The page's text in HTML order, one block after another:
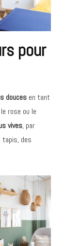
pour
douces en tant
rose ou le
vives, par
des